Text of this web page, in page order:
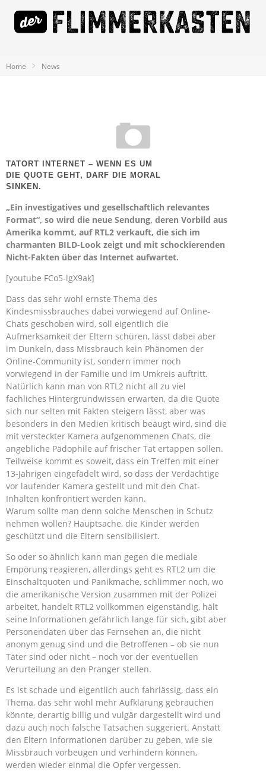
Home News
TATORT INTERNET – WENN ES UM
DIE QUOTE GEHT, DARF DIE MORAL
SINKEN.
„Ein investigatives und gesellschaftlich relevantes
Format“, so wird die neue Sendung, deren Vorbild aus
Amerika kommt, auf RTL2 verkauft, die sich im
charmanten BILD-Look zeigt und mit schockierenden
Nicht-Fakten über das Internet aufwartet.
[youtube FCo5-lgX9ak]
Dass das sehr wohl ernste Thema des
Kindesmissbrauches dabei vorwiegend auf Online-
Chats geschoben wird, soll eigentlich die
Aufmerksamkeit der Eltern schüren, lässt dabei aber
im Dunkeln, dass Missbrauch kein Phänomen der
Online-Community ist, sondern immer noch
vorwiegend in der Familie und im Umkreis auftritt.
Natürlich kann man von RTL2 nicht all zu viel
fachliches Hintergrundwissen erwarten, da die Quote
sich nur selten mit Fakten steigern lässt, aber was
besonders in den Medien kritisch beäugt wird, sind die
mit versteckter Kamera aufgenommenen Chats, die
angebliche Pädophile auf frischer Tat ertappen sollen.
Teilweise kommt es soweit, dass ein Treffen mit einer
13-Jährigen eingefädelt wird, so dass der Verdächtige
vor laufender Kamera gestellt und mit den Chat-
Inhalten konfrontiert werden kann.
Warum sollte man denn solche Menschen in Schutz
nehmen wollen? Hauptsache, die Kinder werden
geschützt und die Eltern sensibilisiert.
So oder so ähnlich kann man gegen die mediale
Empörung reagieren, allerdings geht es RTL2 um die
Einschaltquoten und Panikmache, schlimmer noch, wo
die amerikanische Version zusammen mit der Polizei
arbeitet, handelt RTL2 vollkommen eigenständig, hält
seine Informationen gefährlich lange für sich, gibt aber
Personendaten über das Fernsehen an, die nicht
anonym genug sind und die Betroffenen – ob sie nun
Täter sind oder nicht – noch vor der eventuellen
Verurteilung an den Pranger stellen.
Es ist schade und eigentlich auch fahrlässig, dass ein
Thema, das sehr wohl mehr Aufklärung gebrauchen
könnte, derartig billig und vulgär dargestellt wird und
dazu auch noch falsche Tatsachen suggeriert. Anstatt
den Eltern Informationen darüber zu geben, wie sie
Missbrauch vorbeugen und verhindern können,
werden wieder einmal die Opfer vergessen.